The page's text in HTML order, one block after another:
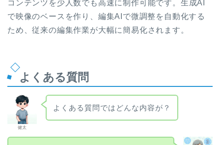
コンテンツを少人数でも高速に制作可能です。生成AI
で映像のベースを作り、編集AIで微調整を自動化する
ため、従来の編集作業が大幅に簡易化されます。
よくある質問
健太
よくある質問ではどんな内容が？